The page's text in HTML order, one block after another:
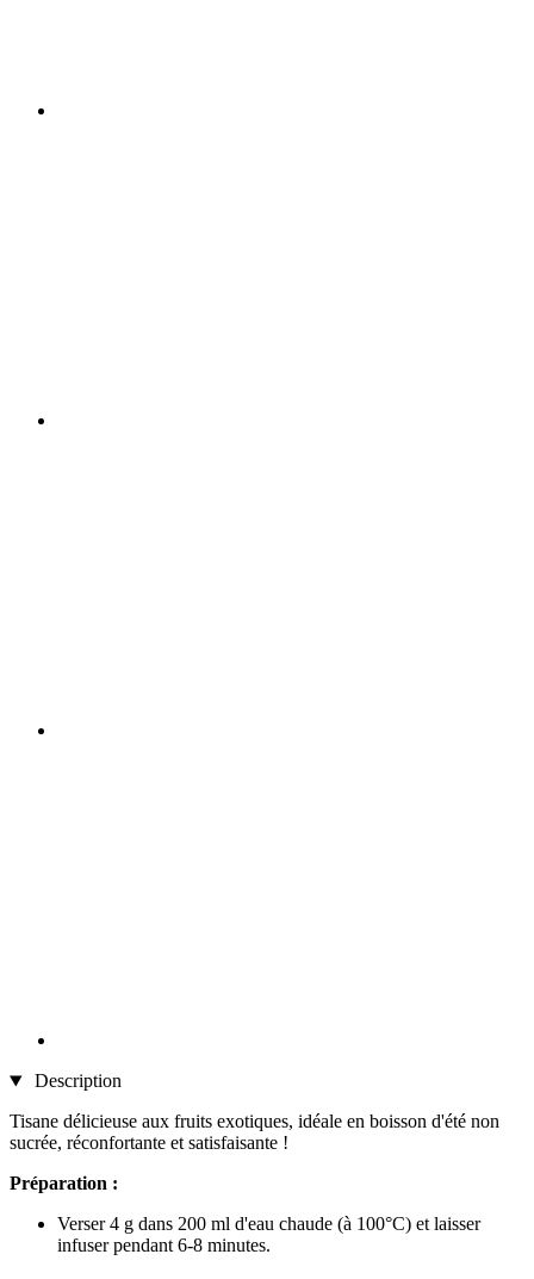
Description
Tisane délicieuse aux fruits exotiques, idéale en boisson d'été non
sucrée, réconfortante et satisfaisante !
Préparation :
Verser 4 g dans 200 ml d'eau chaude (à 100°C) et laisser
infuser pendant 6-8 minutes.